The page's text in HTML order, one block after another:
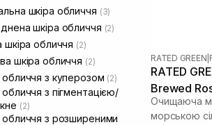
шкіра обличчя (3)
шкіра обличчя (2)
шкіра обличчя (2)
шкіра обличчя (2)
обличчя з куперозом (2)
з пігментацією/
(2)
обличчя з розширеними
RATED GREEN
RATED
Brewed
Scaler 200
Очищаюча
морською